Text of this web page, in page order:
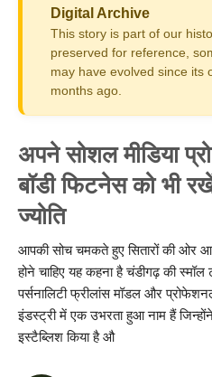
राजस्थान
मनोरंजन
लाइफस्टाइल
खेल
टेक्नोलॉजी
शिक्षा
Digital Archive
This story is part of our
preserved for reference,
may have evolved since its
months ago.
अपने सोशल मीडिया
बॉडी फिटनेस को भी
ज्योति
आपकी सोच चमकते हुए सितारों की ओर
होने चाहिए यह कहना है चंडीगढ़ की
पर्सनालिटी फ्रीलांस मॉडल और
इंडस्ट्री में एक उभरता हुआ नाम हैं
इस्टैब्लिश किया है औ